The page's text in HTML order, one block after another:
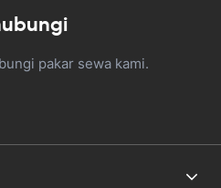
pakar sewa kami.